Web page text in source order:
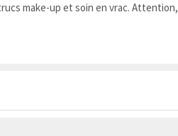
make-up et soin en vrac. Attention,